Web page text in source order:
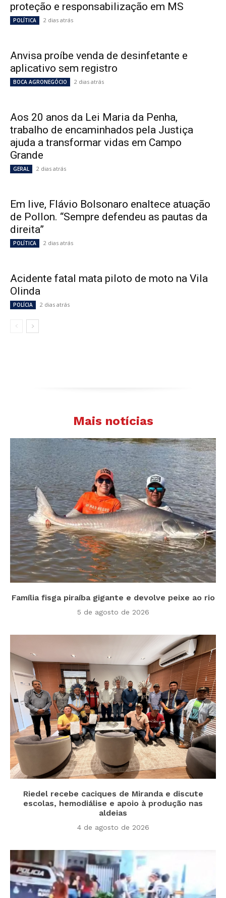
proteção e responsabilização em MS
POLÍTICA 2 dias atrás
Anvisa proíbe venda de desinfetante e
aplicativo sem registro
BOCA AGRONEGÓCIO 2 dias atrás
Aos 20 anos da Lei Maria da Penha,
trabalho de encaminhados pela Justiça
ajuda a transformar vidas em Campo
Grande
GERAL 2 dias atrás
Em live, Flávio Bolsonaro enaltece atuação
de Pollon. “Sempre defendeu as pautas da
direita”
POLÍTICA 2 dias atrás
Acidente fatal mata piloto de moto na Vila
Olinda
POLÍCIA 2 dias atrás
Mais notícias
Família fisga piraíba gigante e devolve peixe ao rio
5 de agosto de 2026
Riedel recebe caciques de Miranda e discute
escolas, hemodiálise e apoio à produção nas
aldeias
4 de agosto de 2026